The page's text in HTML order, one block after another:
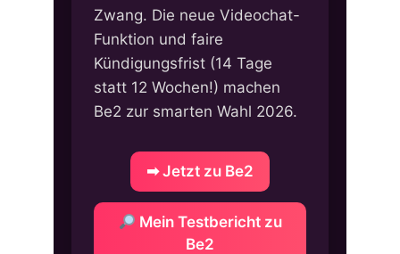
Zwang. Die neue Videochat-
Funktion und faire
Kündigungsfrist (14 Tage
statt 12 Wochen!) machen
Be2 zur smarten Wahl 2026.
➡ Jetzt zu Be2
Mein Testbericht zu
Be2